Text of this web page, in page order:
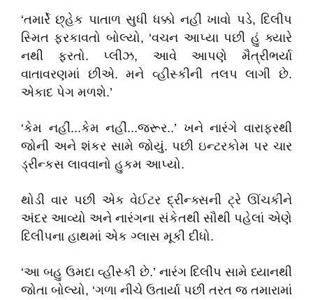
‘તમાર્રે છ્હેક પાતાળ સુધી ધક્કો નહીં ખાવો પડે, દિલીપ
સ્મિત ફરકાવતો બોલ્યો, ‘વચન આપ્યા પછી હું ક્યારે
નથી ફરતો. પ્લીઝ, આવે આપણે મૈત્રીભર્યા
વાતાવરણમાં છીએ. મને વ્હીસ્કીની તલપ લાગી છે.
એકાદ પેગ મળશે.’
‘કેમ નહીં...કેમ નહીં...જરૂર..’ ખને નારંગે વારાફરથી
જોની અને શંકર સામે જોયું. પછી ઇન્ટરકોમ પર ચાર
ડ્રીન્કસ લાવવાનો હુકમ આપ્યો.
થોડી વાર પછી એક વેઈટર દ્રીન્ક્સની ટ્રે ઊંચકીને
અંદર આવ્યો અને નારંગના સંકેતથી સૌથી પહેલાં એણે
દિલીપના હાથમાં એક ગ્લાસ મૂકી દીધો.
‘આ બહુ ઉમદા વ્હીસ્કી છે.’ નારંગ દિલીપ સામે ધ્યાનથી
જોતા બોલ્યો, ‘ગળા નીચે ઉતાર્યા પછી તરત જ તમારામાં